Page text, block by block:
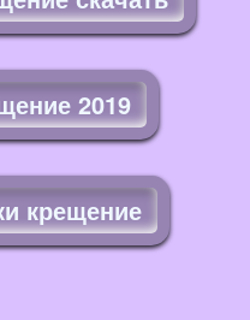
2019
крещение